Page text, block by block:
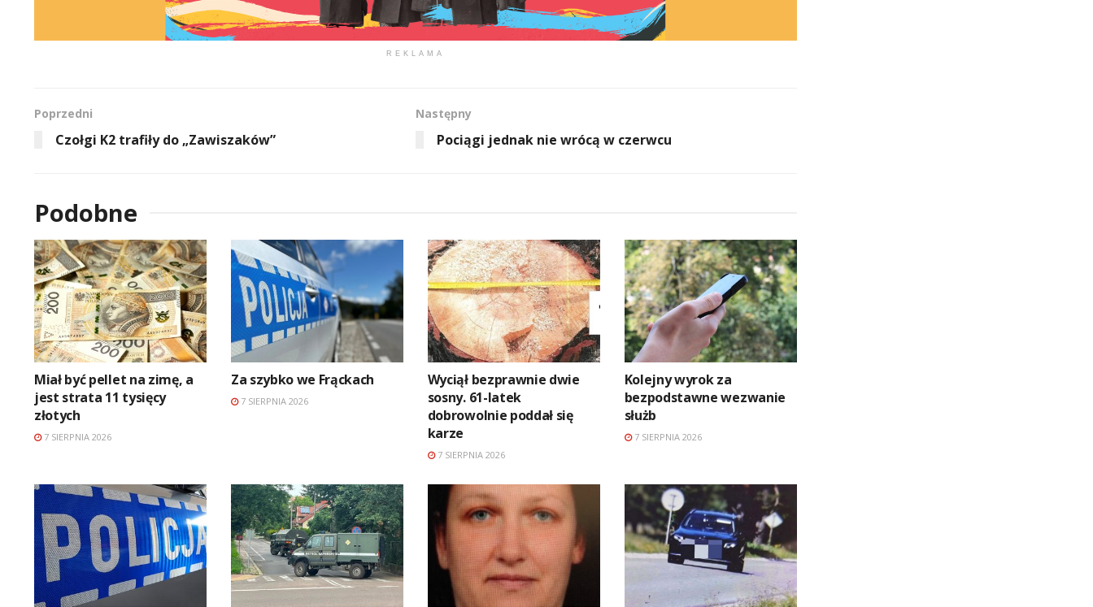
REKLAMA
Poprzedni
Czołgi K2 trafiły do „Zawiszaków”
Następny
Pociągi jednak nie wrócą w czerwcu
Podobne
Miał być pellet na zimę, a
jest strata 11 tysięcy
złotych
7 SIERPNIA 2026
Za szybko we Frąckach
7 SIERPNIA 2026
Wyciął bezprawnie dwie
sosny. 61-latek
dobrowolnie poddał się
karze
7 SIERPNIA 2026
Kolejny wyrok za
bezpodstawne wezwanie
służb
7 SIERPNIA 2026